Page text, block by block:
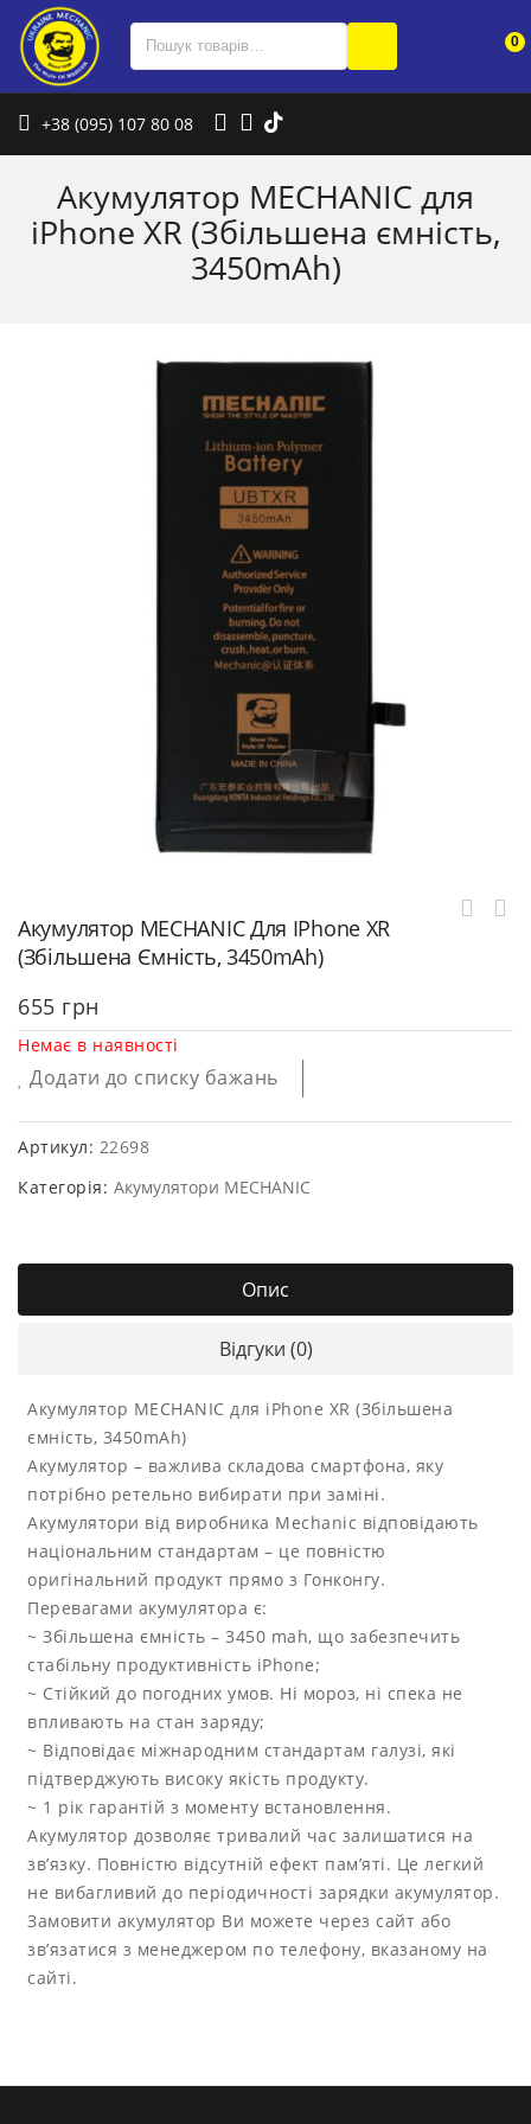
0
+38 (095) 107 80 08
Акумулятор MECHANIC для
iPhone XR (Збільшена ємність,
3450mAh)
Акумулятор MECHANIC Для IPhone XR
(Збільшена Ємність, 3450mAh)
655 грн
Немає в наявності
Додати до списку бажань
Артикул: 22698
Категорія: Акумулятори MECHANIC
Опис
Відгуки (0)
Акумулятор MECHANIC для iPhone XR (Збільшена
ємність, 3450mAh)
Акумулятор – важлива складова смартфона, яку
потрібно ретельно вибирати при заміні.
Акумулятори від виробника Mechanic відповідають
національним стандартам – це повністю
оригінальний продукт прямо з Гонконгу.
Перевагами акумулятора є:
~ Збільшена ємність – 3450 mah, що забезпечить
стабільну продуктивність iPhone;
~ Стійкий до погодних умов. Ні мороз, ні спека не
впливають на стан заряду;
~ Відповідає міжнародним стандартам галузі, які
підтверджують високу якість продукту.
~ 1 рік гарантій з моменту встановлення.
Акумулятор дозволяє тривалий час залишатися на
зв’язку. Повністю відсутній ефект пам’яті. Це легкий
не вибагливий до періодичності зарядки акумулятор.
Замовити акумулятор Ви можете через сайт або
зв’язатися з менеджером по телефону, вказаному на
сайті.